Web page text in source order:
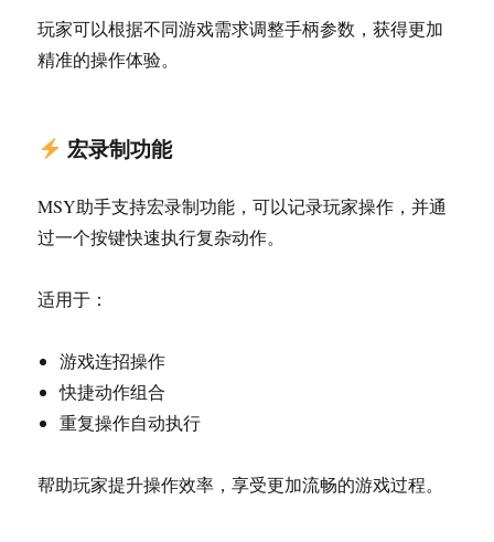
玩家可以根据不同游戏需求调整手柄参数，获得更加
精准的操作体验。
宏录制功能
MSY助手支持宏录制功能，可以记录玩家操作，并通
过一个按键快速执行复杂动作。
适用于：
游戏连招操作
快捷动作组合
重复操作自动执行
帮助玩家提升操作效率，享受更加流畅的游戏过程。